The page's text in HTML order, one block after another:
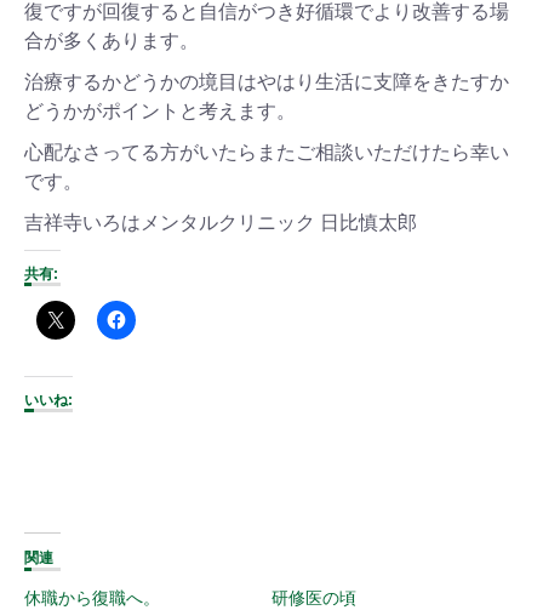
復ですが回復すると自信がつき好循環でより改善する場
合が多くあります。
治療するかどうかの境目はやはり生活に支障をきたすか
どうかがポイントと考えます。
心配なさってる方がいたらまたご相談いただけたら幸い
です。
吉祥寺いろはメンタルクリニック 日比慎太郎
共有:
いいね:
関連
休職から復職へ。
研修医の頃